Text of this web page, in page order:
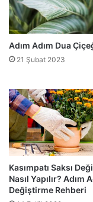
Adım Adım Dua
21 Şubat 2023
Kasımpatı Saksı
Nasıl Yapılır? Adım
Değiştirme Rehberi